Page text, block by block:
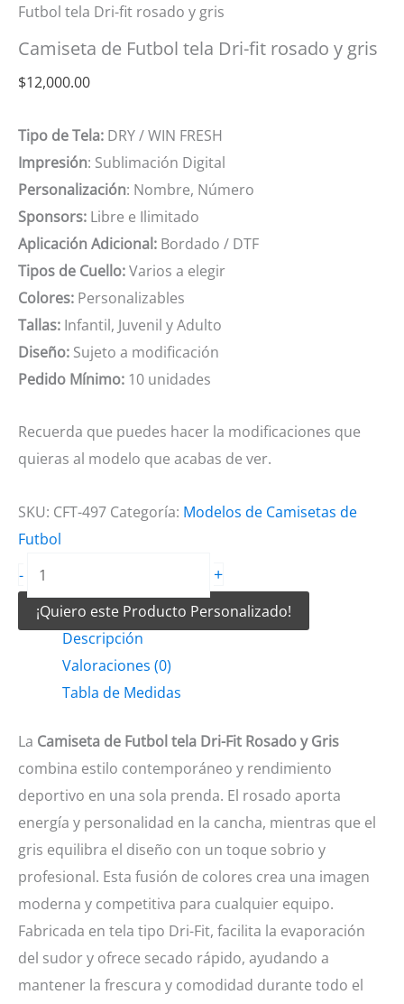
Futbol tela Dri-fit rosado y gris
Camiseta de Futbol tela Dri-fit rosado y gris
$12,000.00
Tipo de Tela: DRY / WIN FRESH
Impresión: Sublimación Digital
Personalización: Nombre, Número
Sponsors: Libre e Ilimitado
Aplicación Adicional: Bordado / DTF
Tipos de Cuello:Varios a elegir
Colores: Personalizables
Tallas: Infantil, Juvenil y Adulto
Diseño: Sujeto a modificación
Pedido Mínimo: 10 unidades
Recuerda que puedes hacer la modificaciones que
quieras al modelo que acabas de ver.
SKU: CFT-497 Categoría: Modelos de Camisetas de
Futbol
-
Camiseta
de
Futbol
cantidad
+
¡Quiero este Producto Personalizado!
Descripción
Valoraciones (0)
Tabla de Medidas
La Camiseta de Futbol tela Dri-Fit Rosado y Gris
combina estilo contemporáneo y rendimiento
deportivo en una sola prenda. El rosado aporta
energía y personalidad en la cancha, mientras que el
gris equilibra el diseño con un toque sobrio y
profesional. Esta fusión de colores crea una imagen
moderna y competitiva para cualquier equipo.
Fabricada en tela tipo Dri-Fit, facilita la evaporación
del sudor y ofrece secado rápido, ayudando a
mantener la frescura y comodidad durante todo el